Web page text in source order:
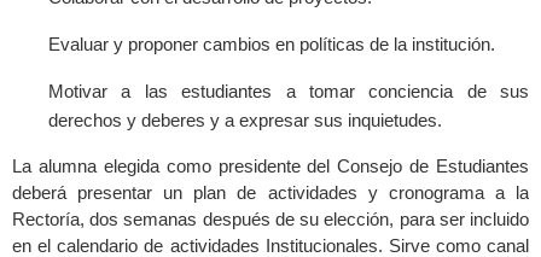
Evaluar y proponer cambios en políticas de la institución.
Motivar a las estudiantes a tomar conciencia de sus
derechos y deberes y a expresar sus inquietudes.
La alumna elegida como presidente del Consejo de Estudiantes
deberá presentar un plan de actividades y cronograma a la
Rectoría, dos semanas después de su elección, para ser incluido
en el calendario de actividades Institucionales. Sirve como canal